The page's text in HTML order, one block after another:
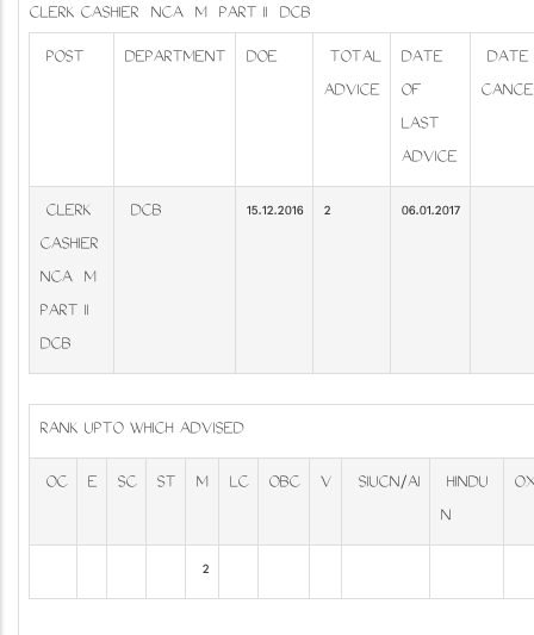
CLERK CASHIER NCA M PART II DCB
POST
DEPARTMENT DOE
TOTAL
ADVICE
DATE
OF
LAST
ADVICE
DATE
CLERK
CASHIER
NCA M
PART II
DCB
DCB 15.12.2016 2 06.01.2017
RANK UPTO WHICH ADVISED
OC E SC ST M LC OBC V SIUCN/AI
HINDU
N
2